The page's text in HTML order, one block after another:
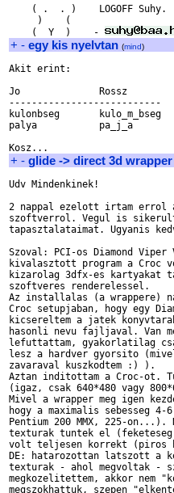
    ( .  . )    LOGOFF Suhy.
     )    (
    (  Y  )    -
+ - egy kis nyelvtan (mind)
Akit erint:
Jo              Rossz
---------------------------
kulonbseg       kulo_m_bseg
palya           pa_j_a
+ - glide -> direct 3d wrapper
Udv Mindenkinek!
2 nappal ezelott irtam errol
szoftverrol. Vegul is sikerult
tapasztalataimat. Ugyanis
Szoval: PCI-os Diamond
kivalasztott program a
kizarolag 3dfx-es kartyakat
szoftveres renderelessel.
Az installalas (a wrappere)
Croc setupjaban, hogy egy
kicsereltem a jatek
hasonli nevu fajljaval. Van
lefuttattam, gyakorlatilag
lesz a hardver gyorsito
zavaraval kuszkodtem :) ).
Aztan inditottam a Croc-ot.
(igaz, csak 640*480 vagy
Mivel a wrapper meg igen
hogy a maximalis sebesseg
Pentium 200 MMX, 225-
texturak tuntek el
volt teljesen korrekt (piros
DE: hatarozottan latszott a
texturak - ahol megvoltak -
megkozelitettem, akkor nem
megszokhattuk, szepen